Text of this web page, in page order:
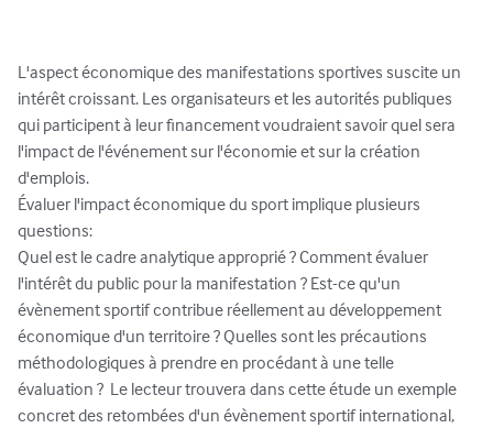
L'aspect économique des manifestations sportives suscite un
intérêt croissant. Les organisateurs et les autorités publiques
qui participent à leur financement voudraient savoir quel sera
l'impact de l'événement sur l'économie et sur la création
d'emplois.
Évaluer l'impact économique du sport implique plusieurs
questions:
Quel est le cadre analytique approprié ? Comment évaluer
l'intérêt du public pour la manifestation ? Est-ce qu'un
évènement sportif contribue réellement au développement
économique d'un territoire ? Quelles sont les précautions
méthodologiques à prendre en procédant à une telle
évaluation ?  Le lecteur trouvera dans cette étude un exemple
concret des retombées d'un évènement sportif international,